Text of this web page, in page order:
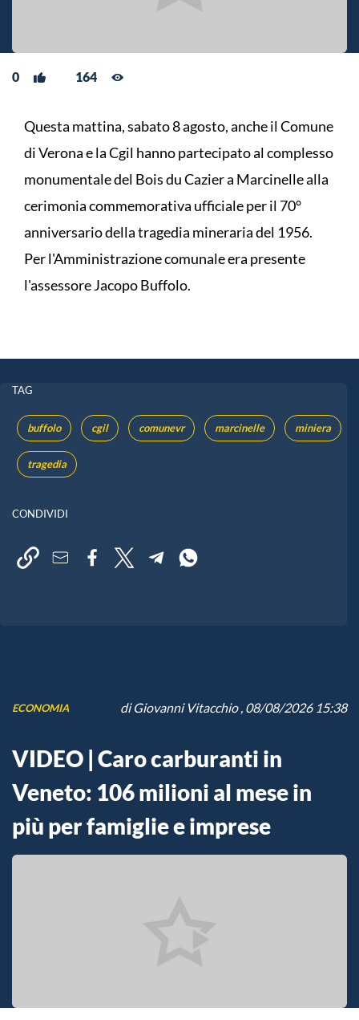
0 164
Questa mattina, sabato 8 agosto, anche il Comune
di Verona e la Cgil hanno partecipato al complesso
monumentale del Bois du Cazier a Marcinelle alla
cerimonia commemorativa ufficiale per il 70°
anniversario della tragedia mineraria del 1956.
Per l'Amministrazione comunale era presente
l'assessore Jacopo Buffolo.
TAG
buffolo cgil comunevr marcinelle miniera
tragedia
CONDIVIDI
ECONOMIA diGiovanni Vitacchio, 08/08/2026 15:38
VIDEO | Caro carburanti in
Veneto: 106 milioni al mese in
più per famiglie e imprese